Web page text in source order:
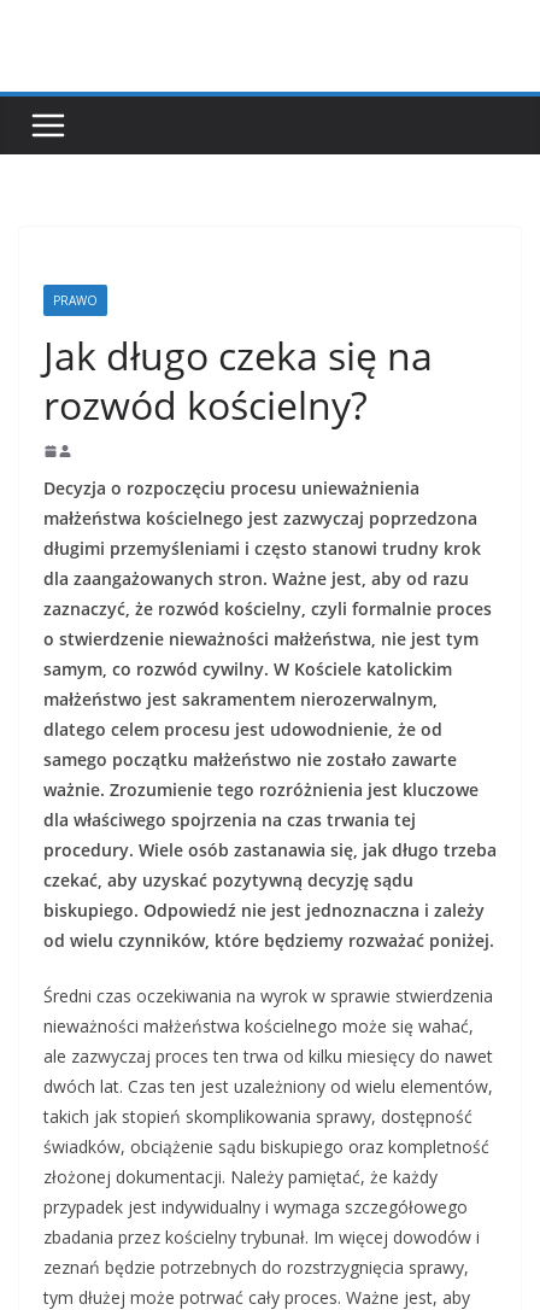
PRAWO
Jak długo czeka się na
rozwód kościelny?
Decyzja o rozpoczęciu procesu unieważnienia
małżeństwa kościelnego jest zazwyczaj poprzedzona
długimi przemyśleniami i często stanowi trudny krok
dla zaangażowanych stron. Ważne jest, aby od razu
zaznaczyć, że rozwód kościelny, czyli formalnie proces
o stwierdzenie nieważności małżeństwa, nie jest tym
samym, co rozwód cywilny. W Kościele katolickim
małżeństwo jest sakramentem nierozerwalnym,
dlatego celem procesu jest udowodnienie, że od
samego początku małżeństwo nie zostało zawarte
ważnie. Zrozumienie tego rozróżnienia jest kluczowe
dla właściwego spojrzenia na czas trwania tej
procedury. Wiele osób zastanawia się, jak długo trzeba
czekać, aby uzyskać pozytywną decyzję sądu
biskupiego. Odpowiedź nie jest jednoznaczna i zależy
od wielu czynników, które będziemy rozważać poniżej.
Średni czas oczekiwania na wyrok w sprawie stwierdzenia
nieważności małżeństwa kościelnego może się wahać,
ale zazwyczaj proces ten trwa od kilku miesięcy do nawet
dwóch lat. Czas ten jest uzależniony od wielu elementów,
takich jak stopień skomplikowania sprawy, dostępność
świadków, obciążenie sądu biskupiego oraz kompletność
złożonej dokumentacji. Należy pamiętać, że każdy
przypadek jest indywidualny i wymaga szczegółowego
zbadania przez kościelny trybunał. Im więcej dowodów i
zeznań będzie potrzebnych do rozstrzygnięcia sprawy,
tym dłużej może potrwać cały proces. Ważne jest, aby